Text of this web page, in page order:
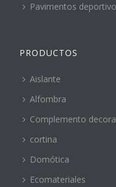
Pavimentos
PRODUCTOS
Aislante
Alfombra
Complemento
cortina
Domótica
Ecomateriales